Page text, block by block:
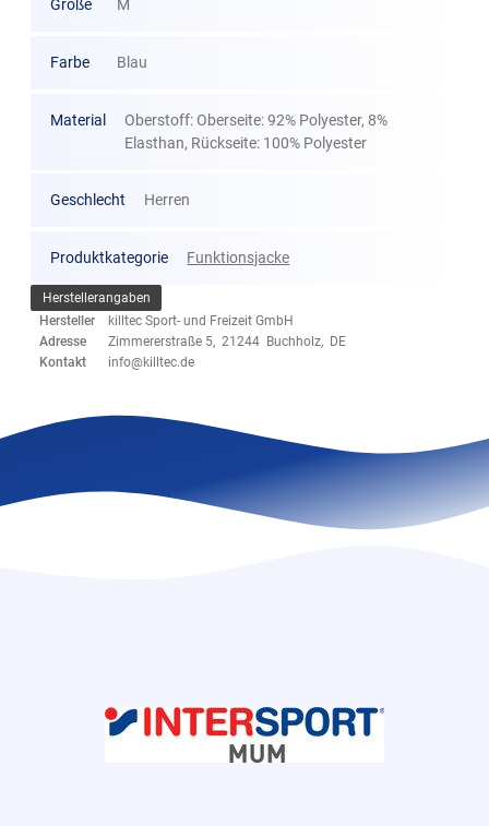
Größe M
Farbe Blau
Material
Oberstoff: Oberseite: 92% Polyester, 8%
Elasthan, Rückseite: 100% Polyester
Geschlecht Herren
Produktkategorie Funktionsjacke
Herstellerangaben
Hersteller
killtec Sport- und Freizeit GmbH
Adresse
Zimmererstraße 5, 21244 Buchholz, DE
Kontakt
info@killtec.de